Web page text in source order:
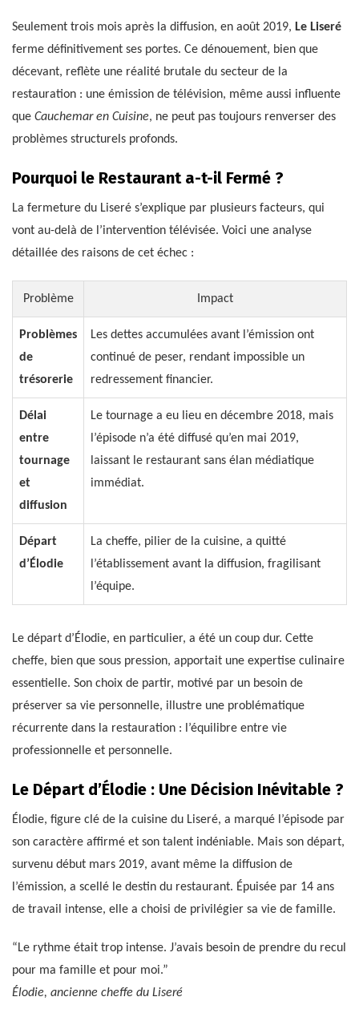
Seulement trois mois après la diffusion, en août 2019, Le Liseré
ferme définitivement ses portes. Ce dénouement, bien que
décevant, reflète une réalité brutale du secteur de la
restauration : une émission de télévision, même aussi influente
que Cauchemar en Cuisine, ne peut pas toujours renverser des
problèmes structurels profonds.
Pourquoi le Restaurant a-t-il Fermé ?
La fermeture du Liseré s’explique par plusieurs facteurs, qui
vont au-delà de l’intervention télévisée. Voici une analyse
détaillée des raisons de cet échec :
Problème Impact
Problèmes
de
trésorerie
Les dettes accumulées avant l’émission ont
continué de peser, rendant impossible un
redressement financier.
Délai
entre
tournage
et
diffusion
Le tournage a eu lieu en décembre 2018, mais
l’épisode n’a été diffusé qu’en mai 2019,
laissant le restaurant sans élan médiatique
immédiat.
Départ
d’Élodie
La cheffe, pilier de la cuisine, a quitté
l’établissement avant la diffusion, fragilisant
l’équipe.
Le départ d’Élodie, en particulier, a été un coup dur. Cette
cheffe, bien que sous pression, apportait une expertise culinaire
essentielle. Son choix de partir, motivé par un besoin de
préserver sa vie personnelle, illustre une problématique
récurrente dans la restauration : l’équilibre entre vie
professionnelle et personnelle.
Le Départ d’Élodie : Une Décision Inévitable ?
Élodie, figure clé de la cuisine du Liseré, a marqué l’épisode par
son caractère affirmé et son talent indéniable. Mais son départ,
survenu début mars 2019, avant même la diffusion de
l’émission, a scellé le destin du restaurant. Épuisée par 14 ans
de travail intense, elle a choisi de privilégier sa vie de famille.
“Le rythme était trop intense. J’avais besoin de prendre du recul
pour ma famille et pour moi.”
Élodie, ancienne cheffe du Liseré